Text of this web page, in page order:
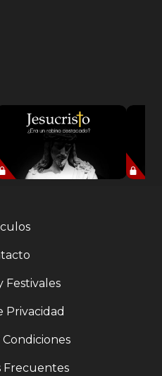
Festivales
Privacidad
Frecuentes